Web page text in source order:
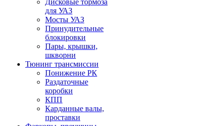
Дисковые тормоза
для УАЗ
Мосты УАЗ
Принудительные
блокировки
Пары, крышки,
шкворни
Тюнинг трансмиссии
Понижение РК
Раздаточные
коробки
КПП
Карданные валы,
проставки